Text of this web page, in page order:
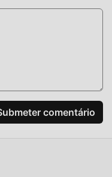
comentário